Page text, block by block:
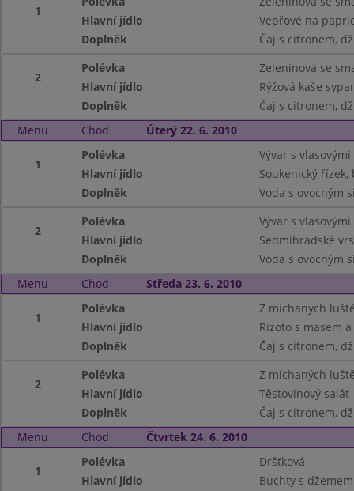
1
Hlavní jídlo
Vepřové na
Doplněk
Čaj s citronem,
2
Polévka
Zeleninová se
Hlavní jídlo
Rýžová kaše
Doplněk
Čaj s citronem,
Menu
Chod Úterý 22. 6. 2010
1
Polévka
Vývar s
Hlavní jídlo
Soukenický
Doplněk
Voda s ovocným
2
Polévka
Vývar s
Hlavní jídlo
Sedmihradské
Doplněk
Voda s ovocným
Menu
Chod Středa 23. 6. 2010
1
Polévka
Z míchaných
Hlavní jídlo
Rizoto s masem
Doplněk
Čaj s citronem,
2
Polévka
Z míchaných
Hlavní jídlo
Těstovinový salát
Doplněk
Čaj s citronem,
Menu
Chod Čtvrtek 24. 6. 2010
1
Polévka
Dršťková
Hlavní jídlo
Buchty s